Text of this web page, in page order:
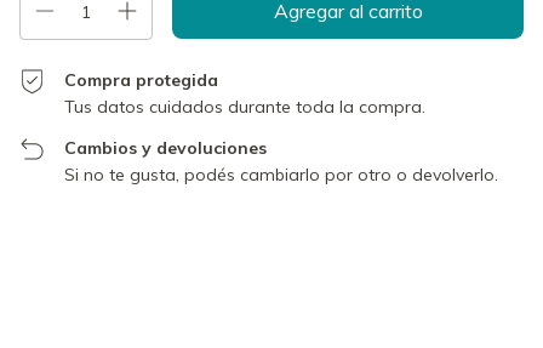
Compra protegida
Tus datos cuidados durante toda la compra.
Cambios y devoluciones
Si no te gusta, podés cambiarlo por otro o devolverlo.